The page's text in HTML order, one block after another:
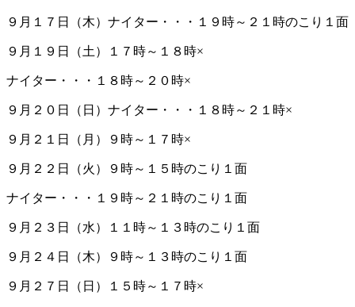
９月１７日（木）ナイター・・・１９時～２１時のこり１面
９月１９日（土）１７時～１８時×
ナイター・・・１８時～２０時×
９月２０日（日）ナイター・・・１８時～２１時×
９月２１日（月）９時～１７時×
９月２２日（火）９時～１５時のこり１面
ナイター・・・１９時～２１時のこり１面
９月２３日（水）１１時～１３時のこり１面
９月２４日（木）９時～１３時のこり１面
９月２７日（日）１５時～１７時×